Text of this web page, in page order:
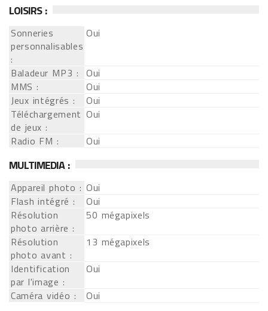
LOISIRS :
Sonneries
personnalisables
:
Oui
Baladeur MP3 : Oui
MMS :
Oui
Jeux intégrés :
Oui
Téléchargement
de jeux :
Oui
Radio FM :
Oui
MULTIMEDIA :
Appareil photo : Oui
Flash intégré :
Oui
Résolution
photo arrière :
50 mégapixels
Résolution
photo avant :
13 mégapixels
Identification
par l'image :
Oui
Caméra vidéo :
Oui